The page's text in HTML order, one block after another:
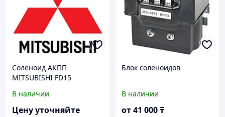
Соленоид АКПП
MITSUBISHI FD15
В наличии
Цену уточняйте
Блок соленоидов
В наличии
от41 000₸